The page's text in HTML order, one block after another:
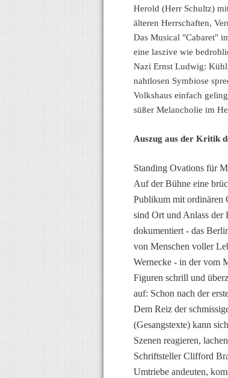
Herold (Herr Schultz)
älteren Herrschaften,
Das Musical "Cabaret"
eine laszive wie
Nazi Ernst Ludwig:
nahtlosen Symbiose
Volkshaus einfach
süßer Melancholie im
Auszug aus der Kritik
Standing Ovations für
Auf der Bühne eine
Publikum mit ordinären
sind Ort und Anlass der
dokumentiert - das
von Menschen voller
Wernecke - in der vom
Figuren schrill und
auf: Schon nach der
Dem Reiz der
(Gesangstexte) kann
Szenen reagieren,
Schriftsteller Clifford
Umtriebe andeuten,